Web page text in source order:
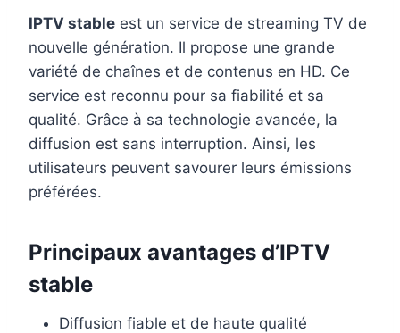
IPTV stable est un service de streaming TV de
nouvelle génération. Il propose une grande
variété de chaînes et de contenus en HD. Ce
service est reconnu pour sa fiabilité et sa
qualité. Grâce à sa technologie avancée, la
diffusion est sans interruption. Ainsi, les
utilisateurs peuvent savourer leurs émissions
préférées.
Principaux avantages d’IPTV
stable
Diffusion fiable et de haute qualité